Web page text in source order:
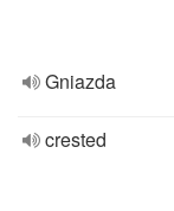
Gniazda
crested